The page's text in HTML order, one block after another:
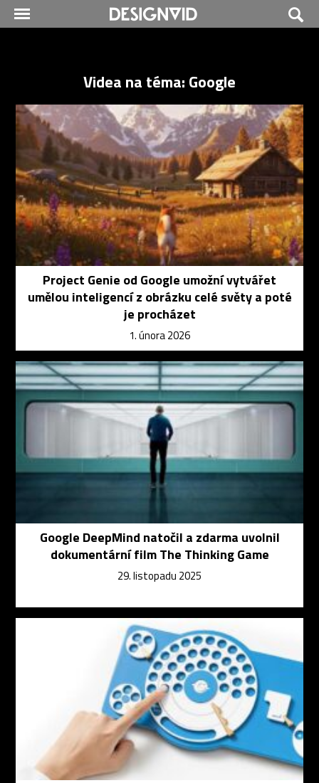
Videa na téma: Google
Project Genie od Google umožní vytvářet
umělou inteligencí z obrázku celé světy a poté
je procházet
1. února 2026
Google DeepMind natočil a zdarma uvolnil
dokumentární film The Thinking Game
29. listopadu 2025